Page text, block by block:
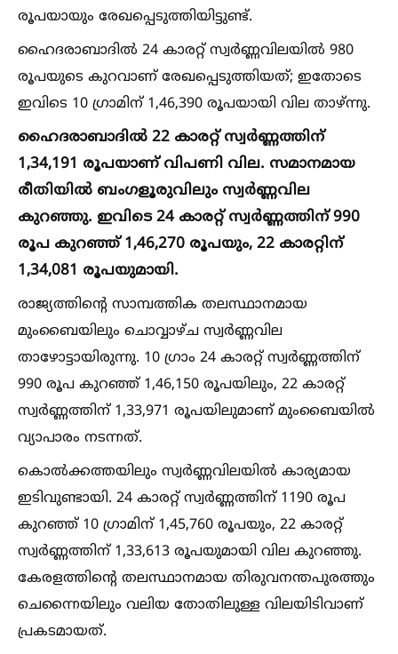
രൂപയായും രേഖപ്പെടുത്തിയിട്ടുണ്ട്.
ഹൈദരാബാദില്‍ 24 കാരറ്റ് സ്വര്‍ണ്ണവിലയില്‍ 980
രൂപയുടെ കുറവാണ് രേഖപ്പെടുത്തിയത്; ഇതോടെ
ഇവിടെ 10 ഗ്രാമിന് 1,46,390 രൂപയായി വില താഴ്ന്നു.
ഹൈദരാബാദില്‍ 22 കാരറ്റ് സ്വര്‍ണ്ണത്തിന്
1,34,191 രൂപയാണ് വിപണി വില. സമാനമായ
രീതിയില്‍ ബംഗളൂരുവിലും സ്വര്‍ണ്ണവില
കുറഞ്ഞു. ഇവിടെ 24 കാരറ്റ് സ്വര്‍ണ്ണത്തിന് 990
രൂപ കുറഞ്ഞ് 1,46,270 രൂപയും, 22 കാരറ്റിന്
1,34,081 രൂപയുമായി.
രാജ്യത്തിന്റെ സാമ്പത്തിക തലസ്ഥാനമായ
മുംബൈയിലും ചൊവ്വാഴ്ച സ്വര്‍ണ്ണവില
താഴോട്ടായിരുന്നു. 10 ഗ്രാം 24 കാരറ്റ് സ്വര്‍ണ്ണത്തിന്
990 രൂപ കുറഞ്ഞ് 1,46,150 രൂപയിലും, 22 കാരറ്റ്
സ്വര്‍ണ്ണത്തിന് 1,33,971 രൂപയിലുമാണ് മുംബൈയില്‍
വ്യാപാരം നടന്നത്.
കൊല്‍ക്കത്തയിലും സ്വര്‍ണ്ണവിലയില്‍ കാര്യമായ
ഇടിവുണ്ടായി. 24 കാരറ്റ് സ്വര്‍ണ്ണത്തിന് 1190 രൂപ
കുറഞ്ഞ് 10 ഗ്രാമിന് 1,45,760 രൂപയും, 22 കാരറ്റ്
സ്വര്‍ണ്ണത്തിന് 1,33,613 രൂപയുമായി വില കുറഞ്ഞു.
കേരളത്തിന്റെ തലസ്ഥാനമായ തിരുവനന്തപുരത്തും
ചെന്നൈയിലും വലിയ തോതിലുള്ള വിലയിടിവാണ്
പ്രകടമായത്.